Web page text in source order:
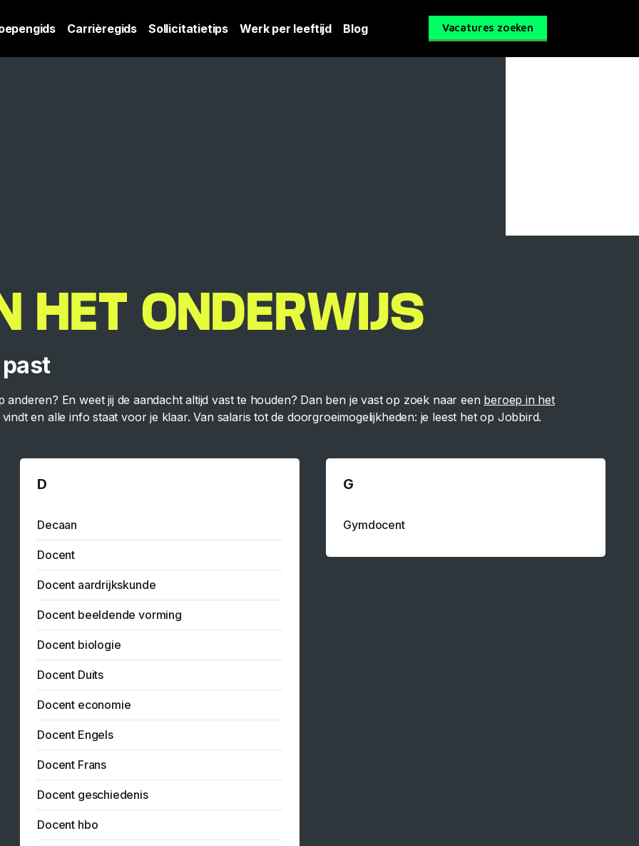
Carrièregids Sollicitatietips Werk per leeftijd Blog Vacatures zoeken
HET ONDERWIJS
En weet jij de aandacht altijd vast te houden? Dan ben je vast op zoek naar een beroep in het
en alle info staat voor je klaar. Van salaris tot de doorgroeimogelijkheden: je leest het op Jobbird.
D
Decaan
Docent
Docent aardrijkskunde
Docent beeldende vorming
Docent biologie
Docent Duits
Docent economie
Docent Engels
Docent Frans
Docent geschiedenis
Docent hbo
G
Gymdocent